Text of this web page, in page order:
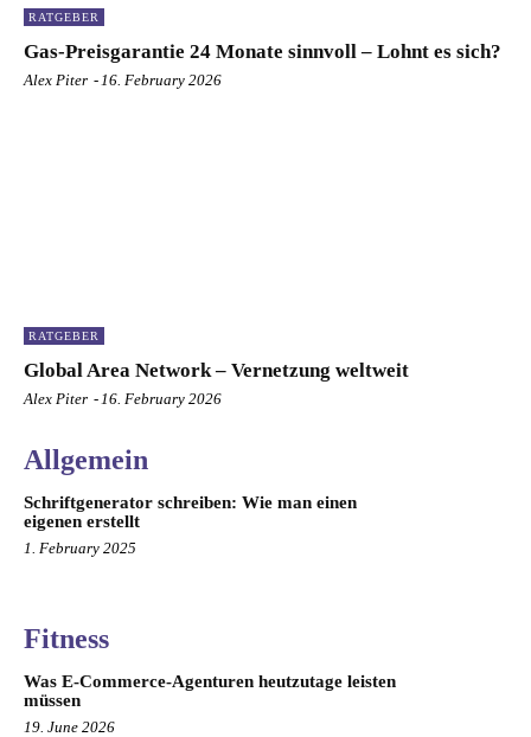
RATGEBER
Gas-Preisgarantie 24 Monate sinnvoll – Lohnt es sich?
Alex Piter - 16. February 2026
RATGEBER
Global Area Network – Vernetzung weltweit
Alex Piter -16. February 2026
Allgemein
Schriftgenerator schreiben: Wie man einen
eigenen erstellt
1. February 2025
Fitness
Was E-Commerce-Agenturen heutzutage leisten
müssen
19. June 2026